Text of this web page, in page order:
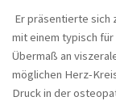
Behandlung
Tietze-Syndrom
Er präsentierte sich
mit einem typisch
Übermaß an
möglichen Herz-
Druck in der